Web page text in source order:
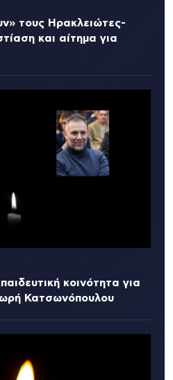
τους Ηρακλειώτες-
και αίτημα για
κοινότητα για
Κατσωνόπουλου